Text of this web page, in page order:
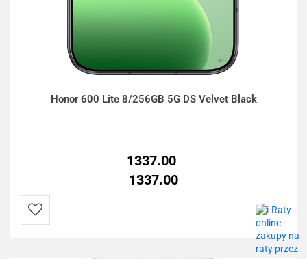
Honor 600 Lite 8/256GB 5G DS Velvet Black
1337.00
1337.00
Do